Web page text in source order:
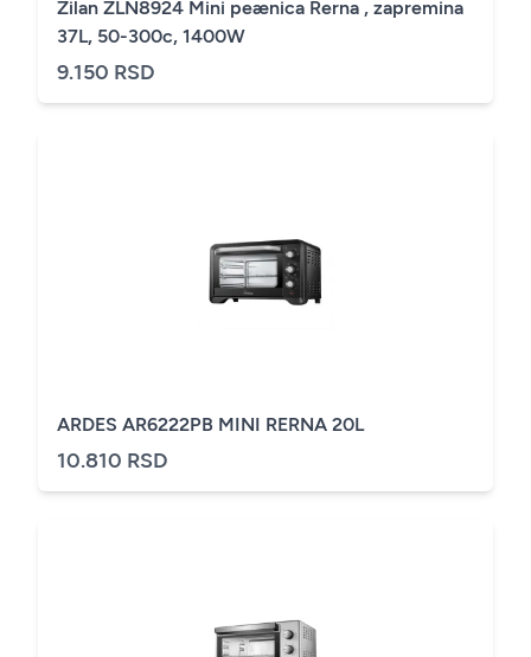
Zilan ZLN8924 Mini peænica Rerna , zapremina
37L, 50-300c, 1400W
9.150 RSD
ARDES AR6222PB MINI RERNA 20L
10.810 RSD